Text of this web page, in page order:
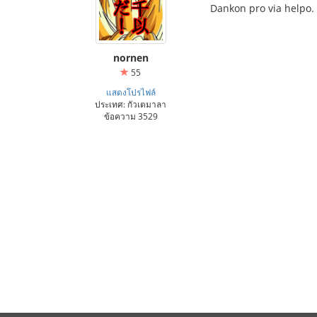
nornen
55
แสดงโปรไฟล์
ประเทศ: กัวเตมาลา
ข้อความ 3529
Dankon pro via helpo.